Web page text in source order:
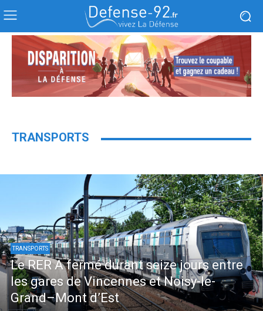
TRANSPORTS
TRANSPORTS
Le RER A fermé durant seize jours entre
les gares de Vincennes et Noisy-le-
Grand–Mont d’Est